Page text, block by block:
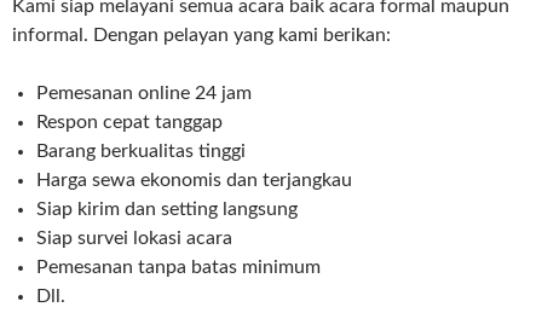
Kami siap melayani semua acara baik acara formal maupun
informal. Dengan pelayan yang kami berikan:
Pemesanan online 24 jam
Respon cepat tanggap
Barang berkualitas tinggi
Harga sewa ekonomis dan terjangkau
Siap kirim dan setting langsung
Siap survei lokasi acara
Pemesanan tanpa batas minimum
Dll.